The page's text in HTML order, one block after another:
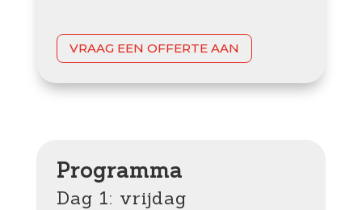
VRAAG EEN OFFERTE AAN
Programma
Dag 1: vrijdag